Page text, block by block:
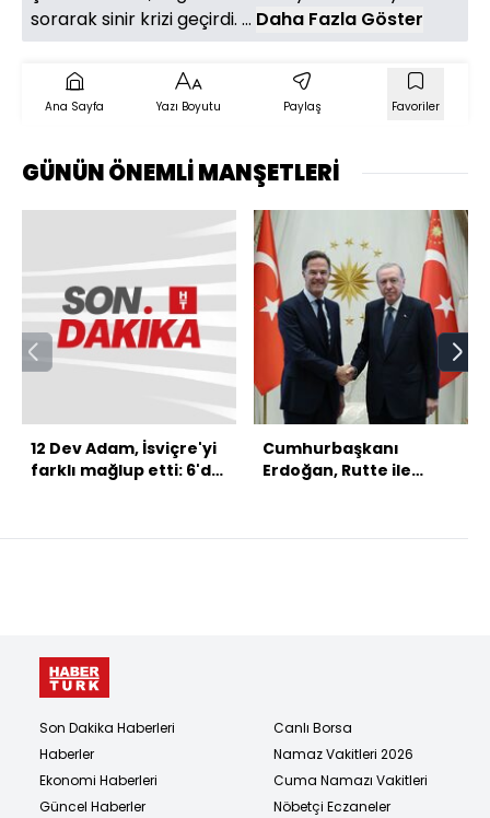
sorarak sinir krizi geçirdi. ... Daha Fazla Göster
Ana Sayfa Yazı Boyutu Paylaş Favoriler
GÜNÜN ÖNEMLİ MANŞETLERİ
12 Dev Adam, İsviçre'yi
farklı mağlup etti: 6'da
Cumhurbaşkanı
Erdoğan, Rutte ile
Son Dakika Haberleri
Haberler
Ekonomi Haberleri
Güncel Haberler
Canlı Borsa
Namaz Vakitleri 2026
Cuma Namazı Vakitleri
Nöbetçi Eczaneler